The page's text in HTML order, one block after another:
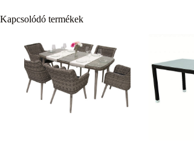
Kapcsolódó termékek